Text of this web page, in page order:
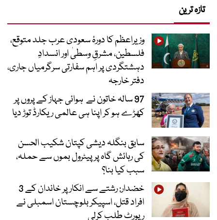
تازہ ترین
وزیراعظم کا دورۂ سعودی عرب جلد متوقع،
فلسطین، مشرقِ وسطیٰ اور انسدادِ
دہشتگردی پر اہم سفارتی سرگرمیاں جاری،
دفتر خارجہ
97 سالہ خاتون نے ہوائی جہاز کے پروں پر
کھڑے ہو کر اپنا ہی عالمی ریکارڈ توڑ دیا
سابق بنگلہ دیشی کپتان شکیب الحسن
کی رہائش گاہ پر پیٹرول بموں سے حملہ،
سبب کیا بنا؟
خضدار: رشتے سے انکار پر خاندان کے 3
افراد قتل، اسپیکر بلوچستان اسمبلی نے
رپورٹ طلب کرلی